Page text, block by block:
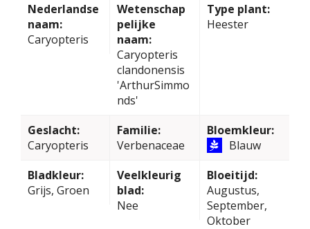
Nederlandse
naam:
Caryopteris
Wetenschap
pelijke
naam:
Caryopteris
clandonensis
'ArthurSimmo
nds'
Type plant:
Heester
Geslacht:
Caryopteris
Familie:
Verbenaceae
Bloemkleur:
Blauw
Bladkleur:
Grijs, Groen
Veelkleurig
blad:
Nee
Bloeitijd:
Augustus,
September,
Oktober